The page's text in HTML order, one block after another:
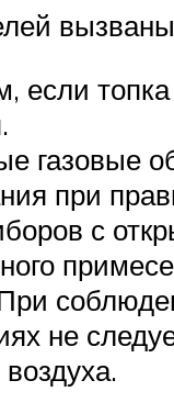
газовые
при
с
не